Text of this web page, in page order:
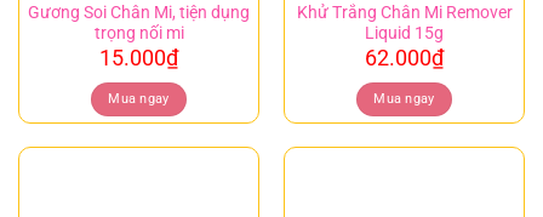
Gương Soi Chân Mi, tiện dụng
trọng nối mi
15.000₫
Mua ngay
Khử Trắng Chân Mi Remover
Liquid 15g
62.000₫
Mua ngay